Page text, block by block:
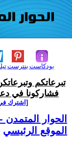
بنترست بودكاست
تبرعاتكم
فشاركونا في
[اشترك في
الحوار المتمدن
الموقع الرئيسي